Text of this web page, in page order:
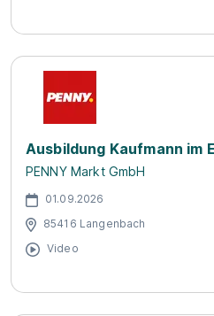
Ausbildung Kaufmann im
PENNY Markt GmbH
01.09.2026
85416 Langenbach
Video